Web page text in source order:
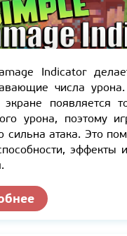
Indicator
числа
появляется
урона, поэтому
сильна атака. Это
эффекты